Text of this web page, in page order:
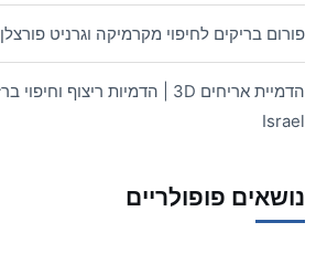
פורום בריקים לחיפוי מקרמיקה וגרניט פורצלן
Israel
נושאים פופולריים